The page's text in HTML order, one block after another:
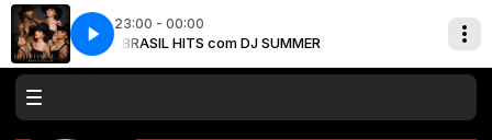
23:00 - 00:00
BRASIL HITS com DJ SUMMER
Fifth Harmony - Sledgehammer